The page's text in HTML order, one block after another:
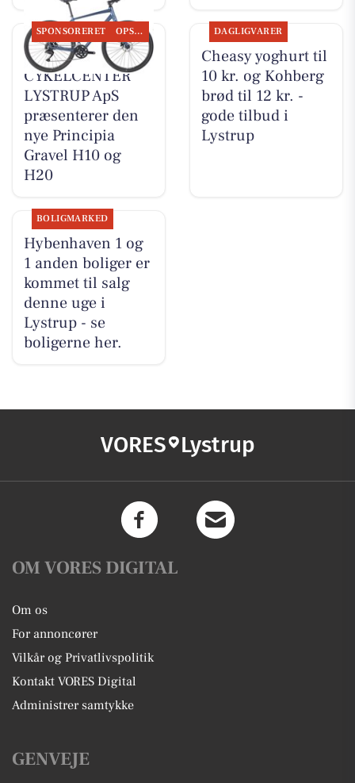
SPONSORERET OPSLAGSTAVLEN
MOSQUITO
CYKELCENTER
LYSTRUP ApS
præsenterer den
nye Principia
Gravel H10 og
H20
DAGLIGVARER
Cheasy yoghurt til
10 kr. og Kohberg
brød til 12 kr. -
gode tilbud i
Lystrup
BOLIGMARKED
Hybenhaven 1 og
1 anden boliger er
kommet til salg
denne uge i
Lystrup - se
boligerne her.
VORES Lystrup
OM VORES DIGITAL
Om os
For annoncører
Vilkår og Privatlivspolitik
Kontakt VORES Digital
Administrer samtykke
GENVEJE